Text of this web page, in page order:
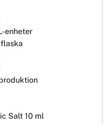
enheter
Salt 10 ml